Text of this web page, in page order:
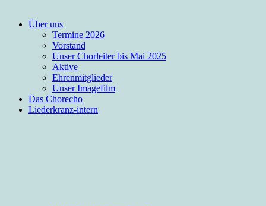
Über uns
Termine 2026
Vorstand
Unser Chorleiter bis Mai 2025
Aktive
Ehrenmitglieder
Unser Imagefilm
Das Chorecho
Liederkranz-intern